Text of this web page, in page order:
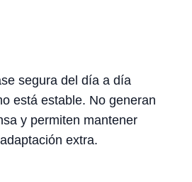
segura del día a día
está estable. No generan
y permiten mantener
extra.